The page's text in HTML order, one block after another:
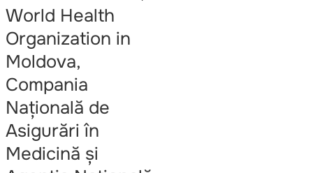
World Health
Organization in
Moldova,
Compania
Națională de
Asigurări în
Medicină și